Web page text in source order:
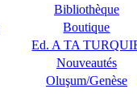
Bibliothèque
Boutique
Ed. A TA
Nouveautés
Oluşum/Genèse